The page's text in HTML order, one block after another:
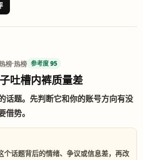
榜·热榜 参考度 95
吐槽内裤质量差
话题。先判断它和你的账号方向有没
借势。
个话题背后的情绪、争议或信息差，再改